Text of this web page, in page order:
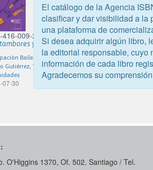
009-2
y flautas en el desierto
Baile Chinito del Carmen Coya Sur
Gutiérrez, Verónica del Carmen
07-30
O'Higgins 1370, Of. 502. Santiago / Tel.
El catálogo de la Agencia
clasificar y dar visibilidad a la
una plataforma de
Si desea adquirir algún libro,
la editorial responsable, cuyo
información de cada libro
Agradecemos su